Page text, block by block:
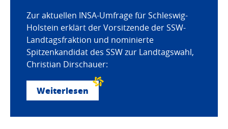
Zur aktuellen INSA-Umfrage für Schleswig-
Holstein erklärt der Vorsitzende der SSW-
Landtagsfraktion und nominierte
Spitzenkandidat des SSW zur Landtagswahl,
Christian Dirschauer:
Weiterlesen